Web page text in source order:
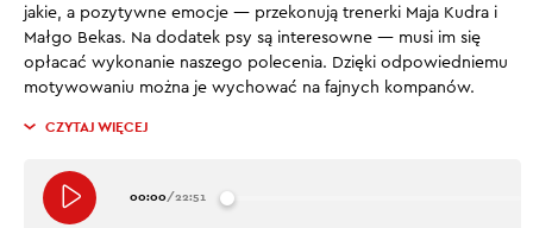
jakie, a pozytywne emocje — przekonują trenerki Maja Kudra i
Małgo Bekas. Na dodatek psy są interesowne — musi im się
opłacać wykonanie naszego polecenia. Dzięki odpowiedniemu
motywowaniu można je wychować na fajnych kompanów.
CZYTAJ WIĘCEJ
00:00/22:51